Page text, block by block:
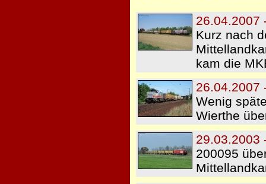
26.04.2007
Kurz nach
kam die
26.04.2007
Wenig
Wierthe
29.03.2003
200095